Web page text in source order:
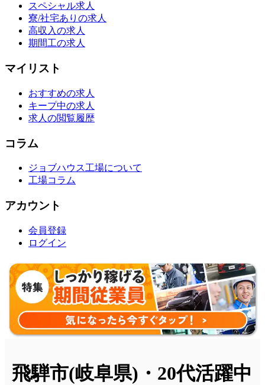
スペシャル求人
寮/社宅ありの求人
高収入の求人
期間工の求人
マイリスト
おすすめの求人
キープ中の求人
求人の閲覧履歴
コラム
ジョブハウス工場について
工場コラム
アカウント
会員登録
ログイン
飛騨市(岐阜県)・20代活躍中